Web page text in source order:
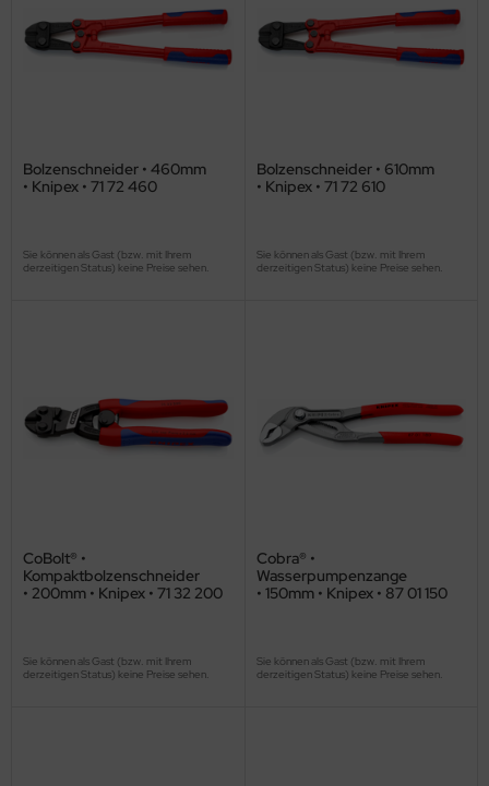
Bolzenschneider • 460mm
• Knipex • 71 72 460
Sie können als Gast (bzw. mit Ihrem
derzeitigen Status) keine Preise sehen.
Bolzenschneider • 610mm
• Knipex • 71 72 610
Sie können als Gast (bzw. mit Ihrem
derzeitigen Status) keine Preise sehen.
CoBolt® •
Kompaktbolzenschneider
• 200mm • Knipex • 71 32 200
Sie können als Gast (bzw. mit Ihrem
derzeitigen Status) keine Preise sehen.
Cobra® •
Wasserpumpenzange
• 150mm • Knipex • 87 01 150
Sie können als Gast (bzw. mit Ihrem
derzeitigen Status) keine Preise sehen.